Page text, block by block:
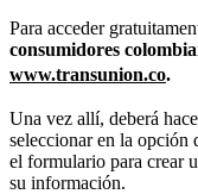
Para acceder
consumidores
www.transunion.co.
Una vez allí, deberá
seleccionar en la opción
el formulario para crear
su información.